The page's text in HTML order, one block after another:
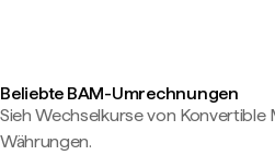
Beliebte BAM-Umrechnungen
Sieh Wechselkurse von
Währungen.